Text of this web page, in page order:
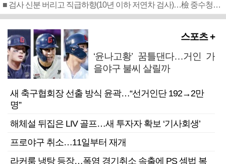
■ 검사 신분 버리고 직급하향(10년 이하 저연차 검사)…檢 중수청행 기피
스포츠 +
‘윤나고황’ 꿈틀댄다…거인 가
을야구 불씨 살릴까
새 축구협회장 선출 방식 윤곽…“선거인단 192→2만
명”
해체설 뒤집은 LIV 골프…새 투자자 확보 ‘기사회생’
프로야구 취소…11일부터 재개
라커룸 냉탕 등장…폭염 경기취소 속출에 PS 셈법 복